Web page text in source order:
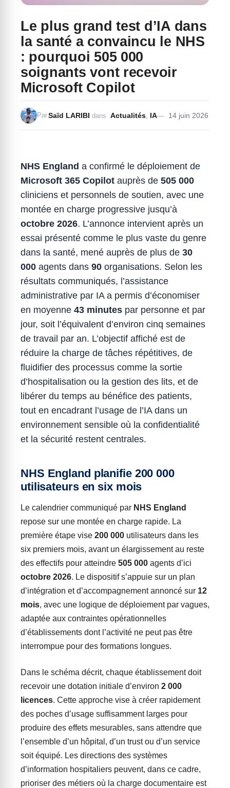
Le plus grand test d’IA dans
la santé a convaincu le NHS
: pourquoi 505 000
soignants vont recevoir
Microsoft Copilot
14 juin 2026
ParSaïd LARIBI dans Actualités IA
NHS England a confirmé le déploiement de
Microsoft 365 Copilot auprès de 505 000
cliniciens et personnels de soutien, avec une
montée en charge progressive jusqu’à
octobre 2026. L’annonce intervient après un
essai présenté comme le plus vaste du genre
dans la santé, mené auprès de plus de 30
000 agents dans 90 organisations. Selon les
résultats communiqués, l’assistance
administrative par IA a permis d’économiser
en moyenne 43 minutes par personne et par
jour, soit l’équivalent d’environ cinq semaines
de travail par an. L’objectif affiché est de
réduire la charge de tâches répétitives, de
fluidifier des processus comme la sortie
d’hospitalisation ou la gestion des lits, et de
libérer du temps au bénéfice des patients,
tout en encadrant l’usage de l’IA dans un
environnement sensible où la confidentialité
et la sécurité restent centrales.
NHS England planifie 200 000
utilisateurs en six mois
Le calendrier communiqué par NHS England
repose sur une montée en charge rapide. La
première étape vise 200 000 utilisateurs dans les
six premiers mois, avant un élargissement au reste
des effectifs pour atteindre 505 000 agents d’ici
octobre 2026. Le dispositif s’appuie sur un plan
d’intégration et d’accompagnement annoncé sur 12
mois, avec une logique de déploiement par vagues,
adaptée aux contraintes opérationnelles
d’établissements dont l’activité ne peut pas être
interrompue pour des formations longues.
Dans le schéma décrit, chaque établissement doit
recevoir une dotation initiale d’environ 2 000
licences. Cette approche vise à créer rapidement
des poches d’usage suffisamment larges pour
produire des effets mesurables, sans attendre que
l’ensemble d’un hôpital, d’un trust ou d’un service
soit équipé. Les directions des systèmes
d’information hospitaliers peuvent, dans ce cadre,
prioriser des métiers où la charge documentaire est